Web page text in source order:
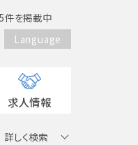
件を掲載中
Language
求人情報
詳しく検索